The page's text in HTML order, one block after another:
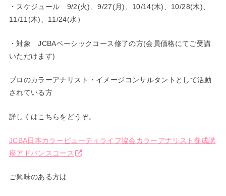
・スケジュール 9/2(火)、9/27(月)、10/14(木)、10/28(木)、
11/11(木)、11/24(水）
・対象 JCBAベーシックコース修了の方(会員価格にてご受講
いただけます)
プロのカラーアナリスト・イメージコンサルタントとして活動
されている方
詳しくはこちらをどうぞ。
JCBA日本カラービューティライフ協会カラーアナリスト養成講
座アドバンスコース
ご興味のある方は